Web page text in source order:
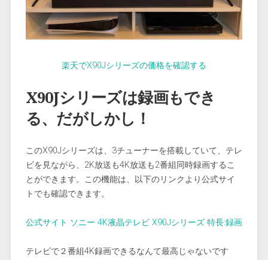
楽天でX90Jシリーズの価格を確認する
X90Jシリーズは録画もでき
る、だがしかし！
このX90Jシリーズは、3チューナーを搭載していて、テレ
ビを見ながら、2K放送も4K放送も2番組同時録画するこ
とができます。この機能は、以下のリンクより公式サイ
トでも確認できます。
公式サイト ソニー 4K液晶テレビ X90Jシリーズ 特長:録画
テレビで２番組4K録画できるなんて最高じゃないです